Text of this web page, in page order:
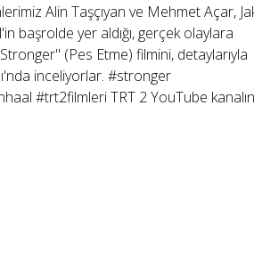
Alin Taşçıyan ve Mehmet Açar,
başrolde yer aldığı, gerçek olaylara
(Pes Etme) filmini, detaylarıyla
inceliyorlar. #stronger
#trt2filmleri TRT 2 YouTube